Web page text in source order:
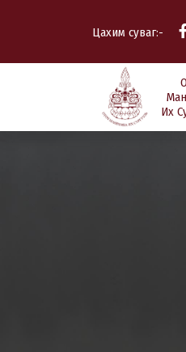
Цахим суваг:-
Их